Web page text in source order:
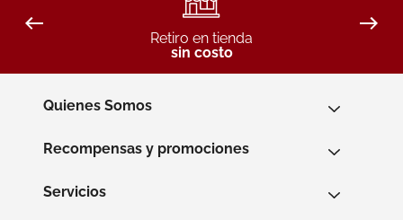
Retiro en tienda
sin costo
Quienes Somos
Recompensas y promociones
Servicios